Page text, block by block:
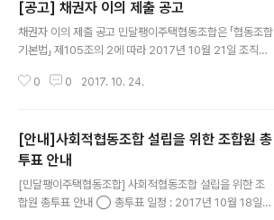
[공고] 채권자 이의 제출 공고
채권자 이의 제출 공고 민달팽이주택협동조합은 「협동조합
기본법」 제105조의 2에 따라 2017년 10월 21일 조직변
의결하였습니다. 이에 따라 다음과 같이 이 조직변경에 이
제출하시기 바랍니다. - 아 래 - 1. 이의 제출기간2017년 1
0월 25일 ~ 2017년 11월 24일 2. 이의 제출장소민달팽
이주택협동조합 사무국 (070-4148-9120)주소 : 서울특
별시 마포구 백범로 24, 4층 2017년 10월 24일 민달팽
이주택협동조합 이사장 임 소 라 (직인생략)
0 0 2017. 10. 24.
[안내]사회적협동조합 설립을 위한 조합원 총
투표 안내
[민달팽이주택협동조합] 사회적협동조합 설립을 위한 조
합원 총투표 안내 ◯ 총투표 일정 : 2017년 10월 18일